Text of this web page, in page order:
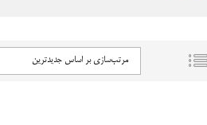
مرتب‌سازی بر اساس جدیدترین